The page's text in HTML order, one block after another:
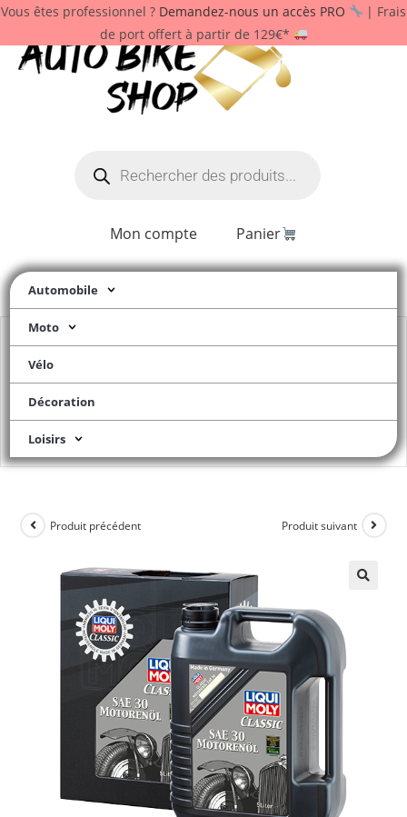
Vous êtes professionnel ? Demandez-nous un accès PRO
| Frais
de port offert à partir de 129€*
Mon compte Panier
Automobile
Moto
Vélo
Décoration
Loisirs
Produit précédent Produit suivant